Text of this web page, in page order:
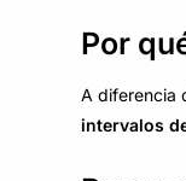
Por
A diferencia
intervalos